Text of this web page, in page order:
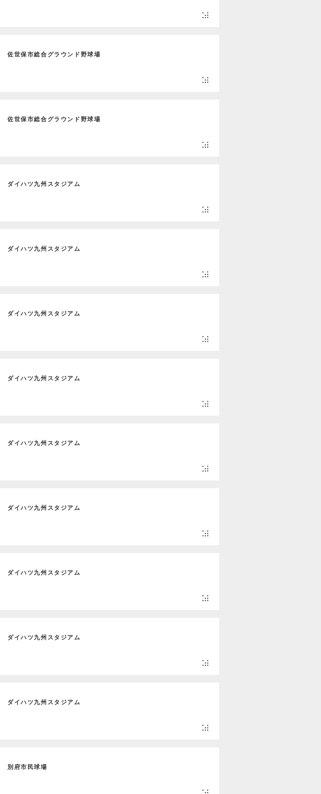
佐世保市総合グラウンド野球場
佐世保市総合グラウンド野球場
ダイハツ九州スタジアム
ダイハツ九州スタジアム
ダイハツ九州スタジアム
ダイハツ九州スタジアム
ダイハツ九州スタジアム
ダイハツ九州スタジアム
ダイハツ九州スタジアム
ダイハツ九州スタジアム
ダイハツ九州スタジアム
別府市民球場